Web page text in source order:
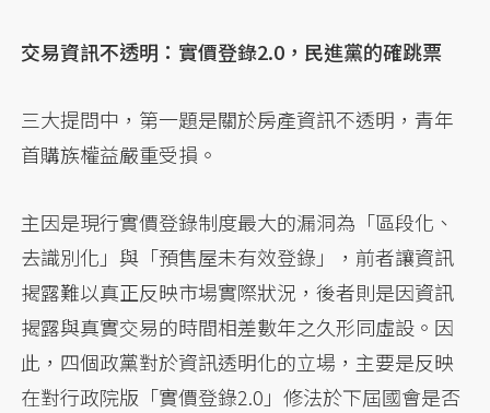
交易資訊不透明：實價登錄2.0，民進黨的確跳票
三大提問中，第一題是關於房產資訊不透明，青年
首購族權益嚴重受損。
主因是現行實價登錄制度最大的漏洞為「區段化、
去識別化」與「預售屋未有效登錄」，前者讓資訊
揭露難以真正反映市場實際狀況，後者則是因資訊
揭露與真實交易的時間相差數年之久形同虛設。因
此，四個政黨對於資訊透明化的立場，主要是反映
在對行政院版「實價登錄2.0」修法於下屆國會是否